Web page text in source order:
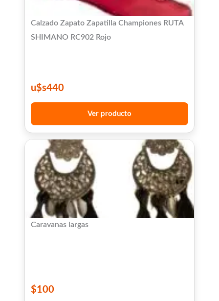
Calzado Zapato Zapatilla Championes RUTA
SHIMANO RC902 Rojo
u$s440
Ver producto
Caravanas largas
$100